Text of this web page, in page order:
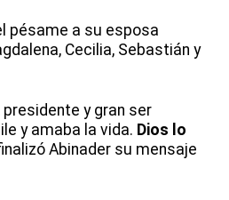
pésame a su esposa
Cecilia, Sebastián y
presidente y gran ser
y amaba la vida. Dios lo
Abinader su mensaje